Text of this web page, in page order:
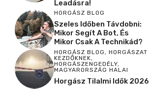
Leadásra!
HORGÁSZ BLOG
Szeles Időben Távdobni:
Mikor Segít A Bot, És
Mikor Csak A Technikád?
HORGÁSZ BLOG, HORGÁSZAT
KEZDŐKNEK,
HORGÁSZENGEDÉLY,
MAGYARORSZÁG HALAI
Horgász Tilalmi Idők 2026